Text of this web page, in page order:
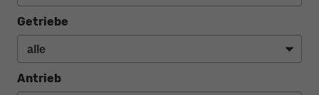
Getriebe
Antrieb